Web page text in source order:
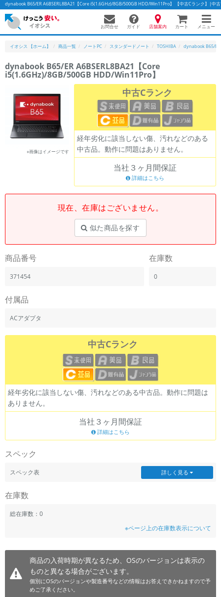
dynabook B65/ER A6BSERL8BA21【Core i5(1.6GHz)/8GB/500GB HDD/Win11Pro】 【中古Cランク】|中
お問合せ ガイド 店舗案内 カート メニュー
イオシス 【ホーム】 商品一覧 ノートPC スタンダードノート TOSHIBA dynabook B65/ER
dynabook B65/ER A6BSERL8BA21【Core
i5(1.6GHz)/8GB/500GB HDD/Win11Pro】
※画像はイメージです
中古Cランク
経年劣化に該当しない傷、汚れなどのある
中古品。動作に問題はありません。
当社３ヶ月間保証
詳細はこちら
現在、在庫はございません。
似た商品を探す
商品番号
371454
在庫数
0
付属品
ACアダプタ
中古Cランク
経年劣化に該当しない傷、汚れなどのある中古品。動作に問題は
ありません。
当社３ヶ月間保証
詳細はこちら
スペック
スペック表 詳しく見る
在庫数
総在庫数：0
※ページ上の在庫数表示について
商品の入荷時期が異なるため、OSのバージョンは表示の
ものと異なる場合がございます。
個別にOSのバージョンや製造番号などの情報はお答えできかねますので予
めご了承ください。